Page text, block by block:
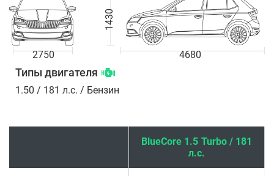
2750
1430
4680
Типы двигателя
1.50 / 181 л.с. / Бензин
BlueCore 1.5 Turbo / 181
л.с.